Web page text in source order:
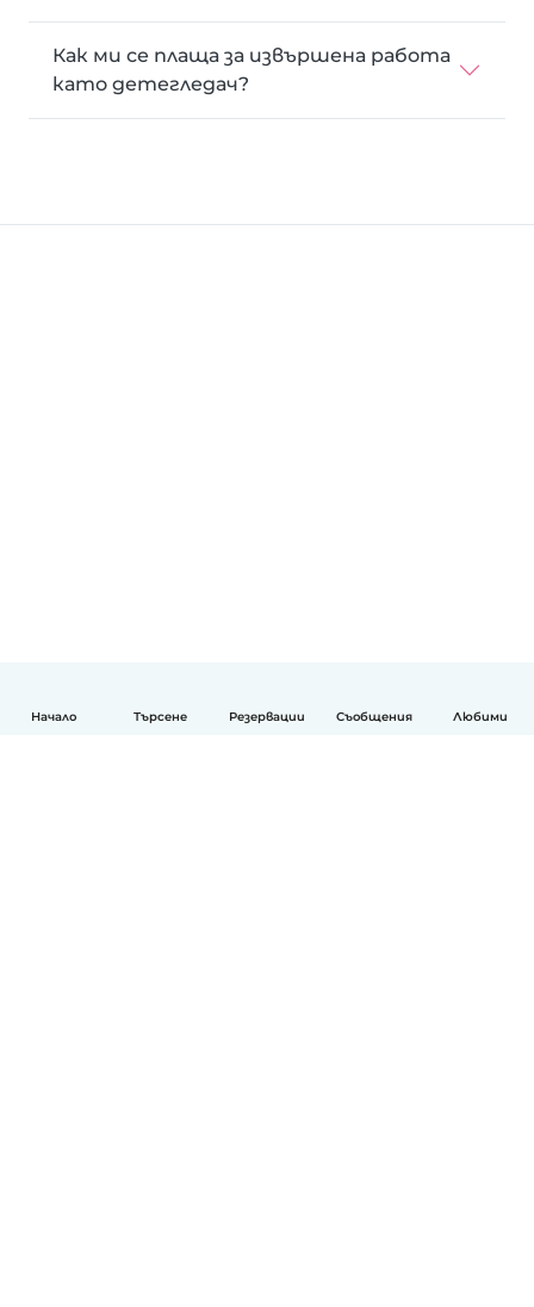
Начало Търсене Резервации Съобщения Любими
Как ми се плаща за извършена работа
като детегледач?